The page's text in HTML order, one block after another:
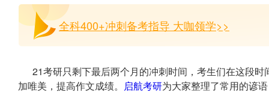
全科400+冲刺备考指导 大咖领学>>
21考研只剩下最后两个月的冲刺时间，考生们在这段
加唯美，提高作文成绩。
启航考研为大家整理了常用的谚